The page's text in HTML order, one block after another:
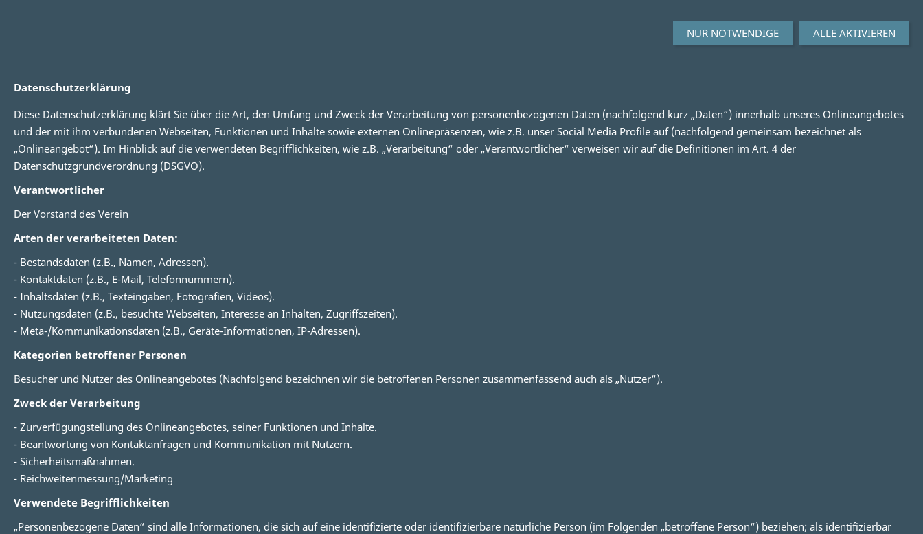
NUR NOTWENDIGE ALLE AKTIVIEREN
Datenschutzerklärung
Diese Datenschutzerklärung klärt Sie über die Art, den Umfang und Zweck der Verarbeitung von personenbezogenen Daten (nachfolgend kurz „Daten“) innerhalb unseres Onlineangebotes
und der mit ihm verbundenen Webseiten, Funktionen und Inhalte sowie externen Onlinepräsenzen, wie z.B. unser Social Media Profile auf (nachfolgend gemeinsam bezeichnet als
„Onlineangebot“). Im Hinblick auf die verwendeten Begrifflichkeiten, wie z.B. „Verarbeitung“ oder „Verantwortlicher“ verweisen wir auf die Definitionen im Art. 4 der
Datenschutzgrundverordnung (DSGVO).
Verantwortlicher
Der Vorstand des Verein
Arten der verarbeiteten Daten:
- Bestandsdaten (z.B., Namen, Adressen).
- Kontaktdaten (z.B., E-Mail, Telefonnummern).
- Inhaltsdaten (z.B., Texteingaben, Fotografien, Videos).
- Nutzungsdaten (z.B., besuchte Webseiten, Interesse an Inhalten, Zugriffszeiten).
- Meta-/Kommunikationsdaten (z.B., Geräte-Informationen, IP-Adressen).
Kategorien betroffener Personen
Besucher und Nutzer des Onlineangebotes (Nachfolgend bezeichnen wir die betroffenen Personen zusammenfassend auch als „Nutzer“).
Zweck der Verarbeitung
- Zurverfügungstellung des Onlineangebotes, seiner Funktionen und Inhalte.
- Beantwortung von Kontaktanfragen und Kommunikation mit Nutzern.
- Sicherheitsmaßnahmen.
- Reichweitenmessung/Marketing
Verwendete Begrifflichkeiten
„Personenbezogene Daten“ sind alle Informationen, die sich auf eine identifizierte oder identifizierbare natürliche Person (im Folgenden „betroffene Person“) beziehen; als identifizierbar